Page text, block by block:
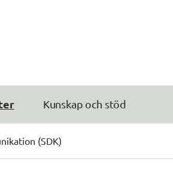
Kunskap och stöd
(SDK)